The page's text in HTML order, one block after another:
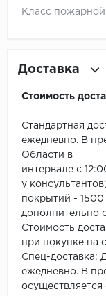
Класс пожарной
Доставка
Стоимость
Стандартная
ежедневно. В
Области в
интервале с
у
покрытий -
дополнительно
Стоимость
при покупке на
Спец-доставка:
ежедневно. В